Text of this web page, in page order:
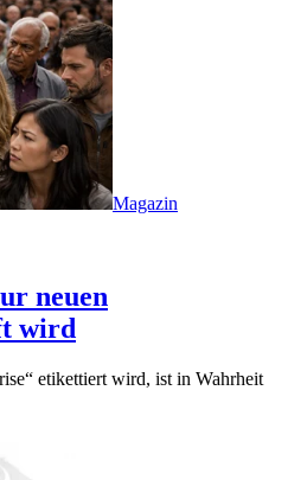
Magazin
neuen
wird
etikettiert wird, ist in Wahrheit